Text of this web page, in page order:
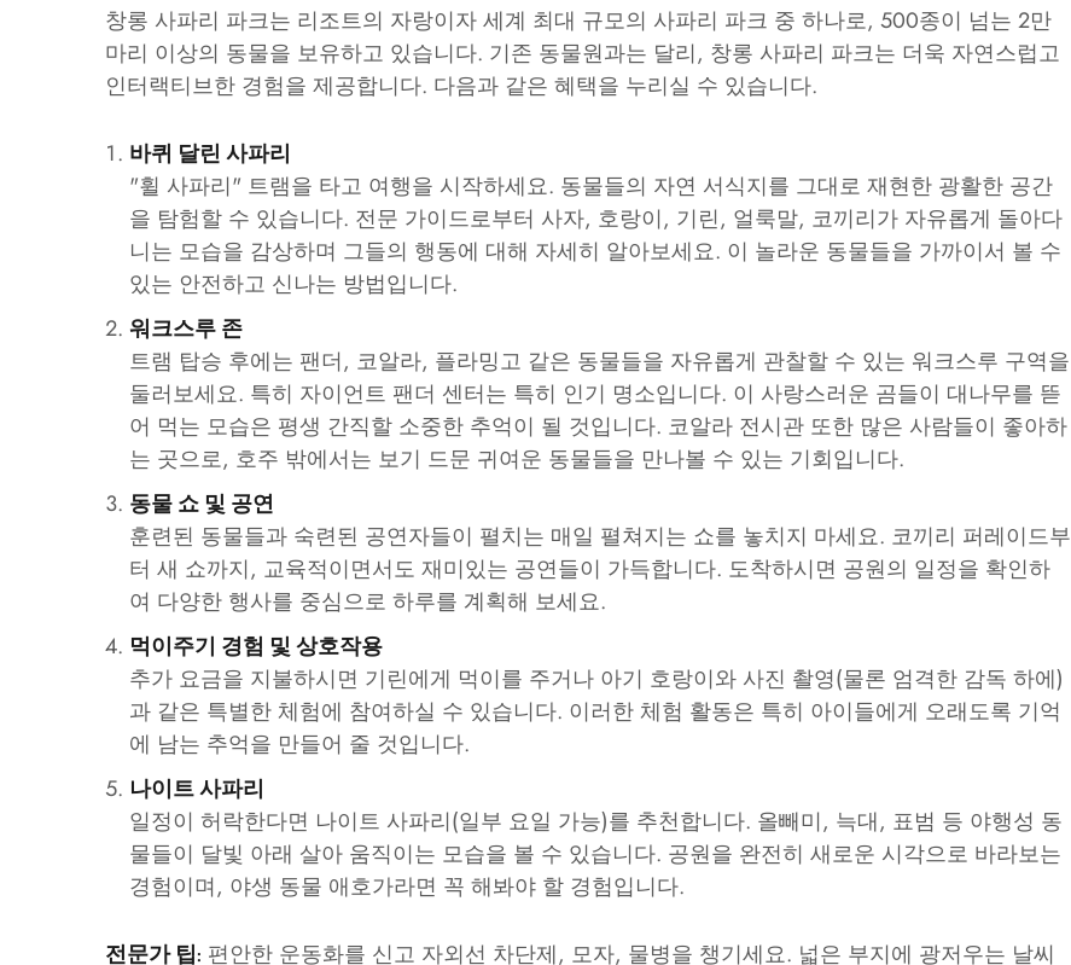
창롱 사파리 파크는 리조트의 자랑이자 세계 최대 규모의 사파리 파크 중 하나로, 500종이 넘는 2만
마리 이상의 동물을 보유하고 있습니다. 기존 동물원과는 달리, 창롱 사파리 파크는 더욱 자연스럽고
인터랙티브한 경험을 제공합니다. 다음과 같은 혜택을 누리실 수 있습니다.
바퀴 달린 사파리
"휠 사파리" 트램을 타고 여행을 시작하세요. 동물들의 자연 서식지를 그대로 재현한 광활한 공간
을 탐험할 수 있습니다. 전문 가이드로부터 사자, 호랑이, 기린, 얼룩말, 코끼리가 자유롭게 돌아다
니는 모습을 감상하며 그들의 행동에 대해 자세히 알아보세요. 이 놀라운 동물들을 가까이서 볼 수
있는 안전하고 신나는 방법입니다.
워크스루 존
트램 탑승 후에는 팬더, 코알라, 플라밍고 같은 동물들을 자유롭게 관찰할 수 있는 워크스루 구역을
둘러보세요. 특히 자이언트 팬더 센터는 특히 인기 명소입니다. 이 사랑스러운 곰들이 대나무를 뜯
어 먹는 모습은 평생 간직할 소중한 추억이 될 것입니다. 코알라 전시관 또한 많은 사람들이 좋아하
는 곳으로, 호주 밖에서는 보기 드문 귀여운 동물들을 만나볼 수 있는 기회입니다.
동물 쇼 및 공연
훈련된 동물들과 숙련된 공연자들이 펼치는 매일 펼쳐지는 쇼를 놓치지 마세요. 코끼리 퍼레이드부
터 새 쇼까지, 교육적이면서도 재미있는 공연들이 가득합니다. 도착하시면 공원의 일정을 확인하
여 다양한 행사를 중심으로 하루를 계획해 보세요.
먹이주기 경험 및 상호작용
추가 요금을 지불하시면 기린에게 먹이를 주거나 아기 호랑이와 사진 촬영(물론 엄격한 감독 하에)
과 같은 특별한 체험에 참여하실 수 있습니다. 이러한 체험 활동은 특히 아이들에게 오래도록 기억
에 남는 추억을 만들어 줄 것입니다.
나이트 사파리
일정이 허락한다면 나이트 사파리(일부 요일 가능)를 추천합니다. 올빼미, 늑대, 표범 등 야행성 동
물들이 달빛 아래 살아 움직이는 모습을 볼 수 있습니다. 공원을 완전히 새로운 시각으로 바라보는
경험이며, 야생 동물 애호가라면 꼭 해봐야 할 경험입니다.
전문가 팁: 편안한 운동화를 신고 자외선 차단제, 모자, 물병을 챙기세요. 넓은 부지에 광저우는 날씨